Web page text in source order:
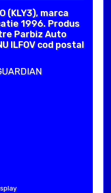
(KLY3), marca
1996. Produs
Parbiz Auto
ILFOV cod postal